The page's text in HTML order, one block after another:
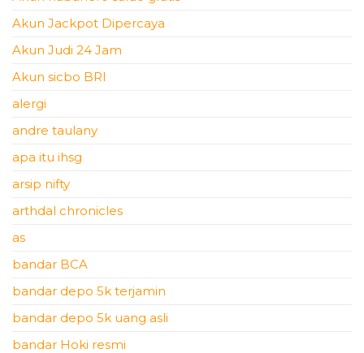
Akun Jackpot Dipercaya
Akun Judi 24 Jam
Akun sicbo BRI
alergi
andre taulany
apa itu ihsg
arsip nifty
arthdal chronicles
as
bandar BCA
bandar depo 5k terjamin
bandar depo 5k uang asli
bandar Hoki resmi